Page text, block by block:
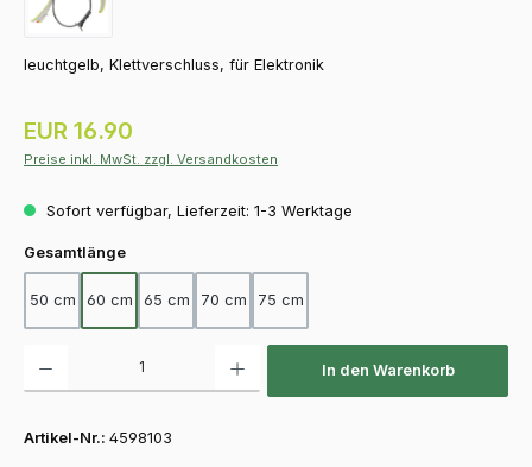
leuchtgelb, Klettverschluss, für Elektronik
Regulärer Preis:
EUR 16.90
Preise inkl. MwSt. zzgl. Versandkosten
Sofort verfügbar, Lieferzeit: 1-3 Werktage
Gesamtlängeauswählen
50 cm 60 cm 65 cm 70 cm 75 cm
In den Warenkorb
Artikel-Nr.: 4598103